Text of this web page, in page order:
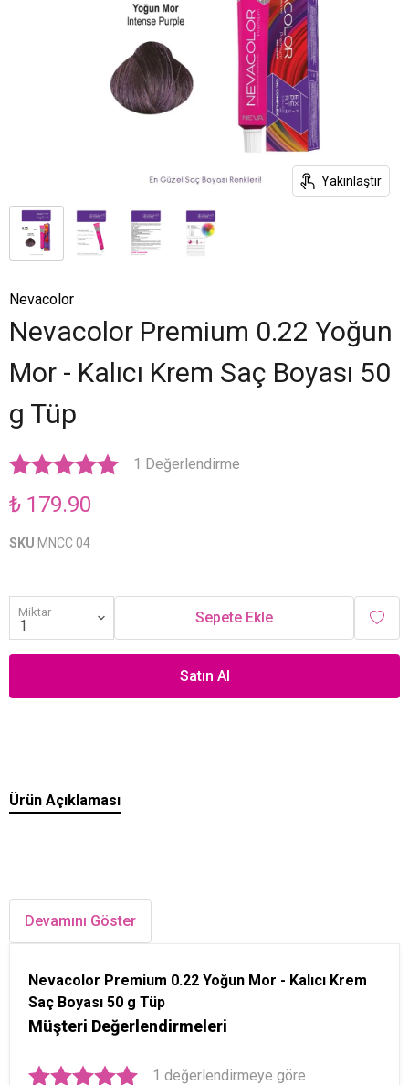
Yakınlaştır
Nevacolor
Nevacolor Premium 0.22 Yoğun
Mor - Kalıcı Krem Saç Boyası 50
g Tüp
1 Değerlendirme
₺ 179.90
SKU MNCC 04
Miktar Sepete Ekle
Satın Al
Ürün Açıklaması
Devamını Göster
Nevacolor Premium 0.22 Yoğun Mor - Kalıcı Krem
Saç Boyası 50 g Tüp
Müşteri Değerlendirmeleri
1 değerlendirmeye göre